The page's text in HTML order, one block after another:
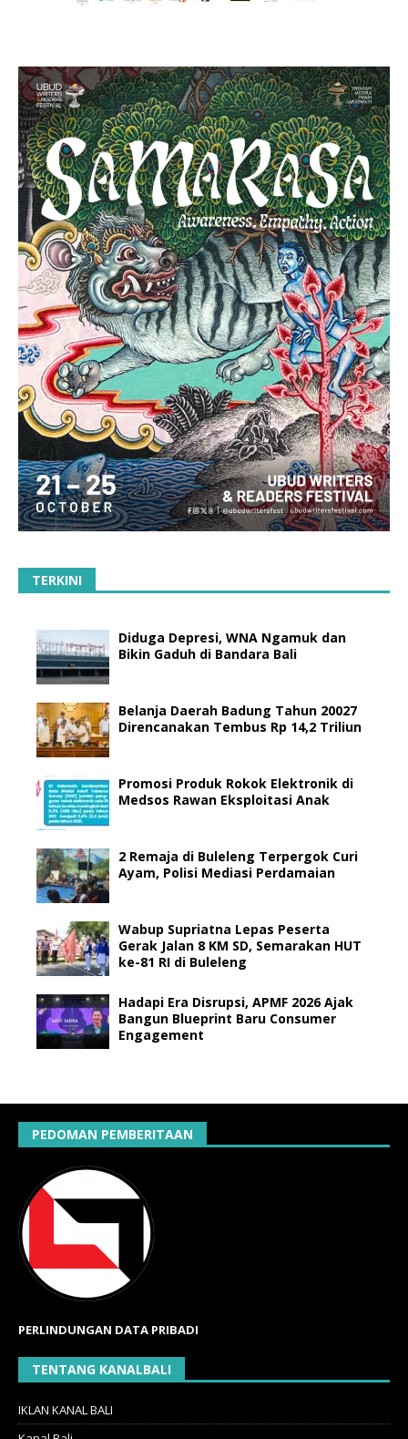
TERKINI
Diduga Depresi, WNA Ngamuk dan
Bikin Gaduh di Bandara Bali
Belanja Daerah Badung Tahun 20027
Direncanakan Tembus Rp 14,2 Triliun
Promosi Produk Rokok Elektronik di
Medsos Rawan Eksploitasi Anak
2 Remaja di Buleleng Terpergok Curi
Ayam, Polisi Mediasi Perdamaian
Wabup Supriatna Lepas Peserta
Gerak Jalan 8 KM SD, Semarakan HUT
ke-81 RI di Buleleng
Hadapi Era Disrupsi, APMF 2026 Ajak
Bangun Blueprint Baru Consumer
Engagement
PEDOMAN PEMBERITAAN
PERLINDUNGAN DATA PRIBADI
TENTANG KANALBALI
IKLAN KANAL BALI